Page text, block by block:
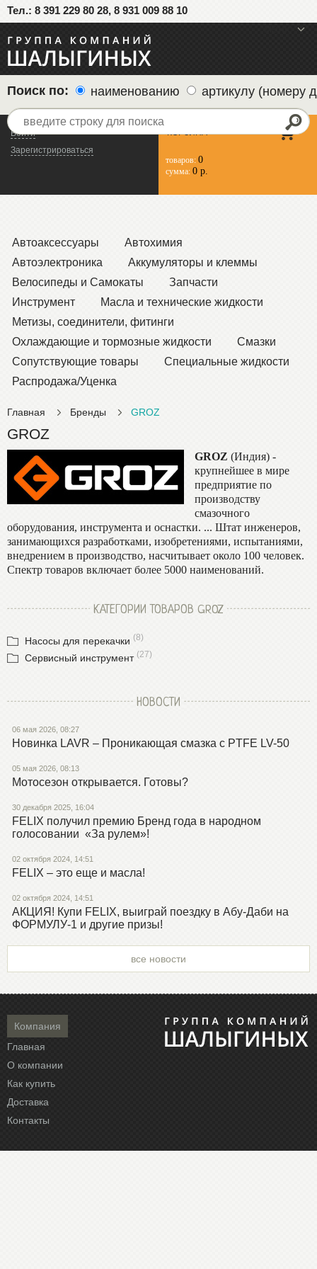
Тел.: 8 391 229 80 28, 8 931 009 88 10
Войти
Зарегистрироваться
КОРЗИНА
товаров: 0
сумма: 0 р.
Поиск по: наименованию артикулу (номеру
Автоаксессуары
Автохимия
Автоэлектроника
Аккумуляторы и клеммы
Велосипеды и Самокаты
Запчасти
Инструмент
Масла и технические жидкости
Метизы, соединители, фитинги
Охлаждающие и тормозные жидкости
Смазки
Сопутствующие товары
Специальные жидкости
Распродажа/Уценка
Главная Бренды GROZ
GROZ
GROZ (Индия) -
крупнейшее в мире
предприятие по
производству
смазочного
оборудования, инструмента и оснастки. ... Штат инженеров,
занимающихся разработками, изобретениями, испытаниями,
внедрением в производство, насчитывает около 100 человек.
Спектр товаров включает более 5000 наименований.
КАТЕГОРИИ ТОВАРОВ GROZ
Насосы для перекачки (8)
Сервисный инструмент (27)
НОВОСТИ
06 мая 2026, 08:27
Новинка LAVR – Проникающая смазка с PTFE LV-50
05 мая 2026, 08:13
Мотосезон открывается. Готовы?
30 декабря 2025, 16:04
FELIX получил премию Бренд года в народном
голосовании «За рулем»!
02 октября 2024, 14:51
FELIX – это еще и масла!
02 октября 2024, 14:51
АКЦИЯ! Купи FELIX, выиграй поездку в Абу-Даби на
ФОРМУЛУ-1 и другие призы!
все новости
Компания
Главная
О компании
Как купить
Доставка
Контакты